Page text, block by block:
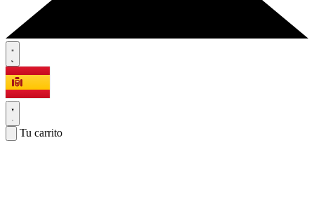
Tu carrito